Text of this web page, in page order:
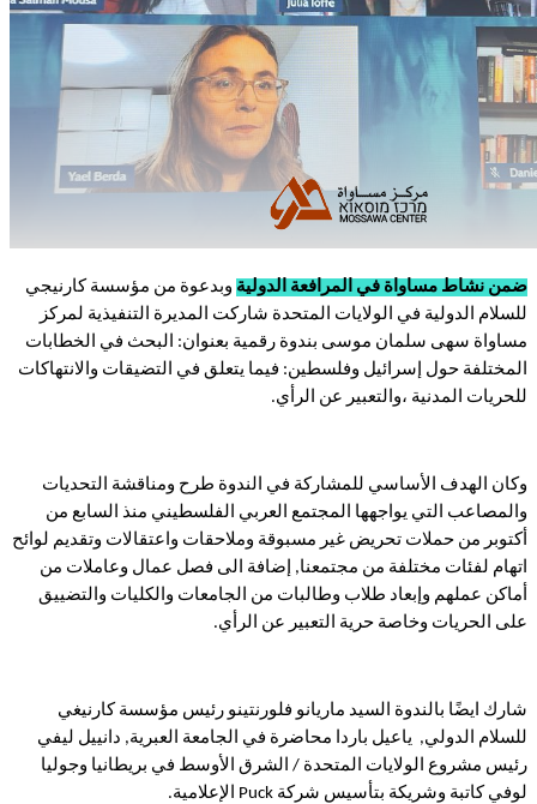
ضمن نشاط مساواة في المرافعة الدولية وبدعوة من مؤسسة كارنيجي
للسلام الدولية في الولايات المتحدة شاركت المديرة التنفيذية لمركز
مساواة سهى سلمان موسى بندوة رقمية بعنوان: البحث في الخطابات
المختلفة حول إسرائيل وفلسطين: فيما يتعلق في التضيقات والانتهاكات
للحريات المدنية ،والتعبير عن الرأي.
وكان الهدف الأساسي للمشاركة في الندوة طرح ومناقشة التحديات
والمصاعب التي يواجهها المجتمع العربي الفلسطيني منذ السابع من
أكتوبر من حملات تحريض غير مسبوقة وملاحقات واعتقالات وتقديم لوائح
اتهام لفئات مختلفة من مجتمعنا, إضافة الى فصل عمال وعاملات من
أماكن عملهم وإبعاد طلاب وطالبات من الجامعات والكليات والتضييق
على الحريات وخاصة حرية التعبير عن الرأي.
شارك ايضًا بالندوة السيد ماريانو فلورنتينو رئيس مؤسسة كارنيغي
للسلام الدولي, ياعيل باردا محاضرة في الجامعة العبرية, دانييل ليفي
رئيس مشروع الولايات المتحدة / الشرق الأوسط في بريطانيا وجوليا
لوفي كاتبة وشريكة بتأسيس شركة Puck الإعلامية.